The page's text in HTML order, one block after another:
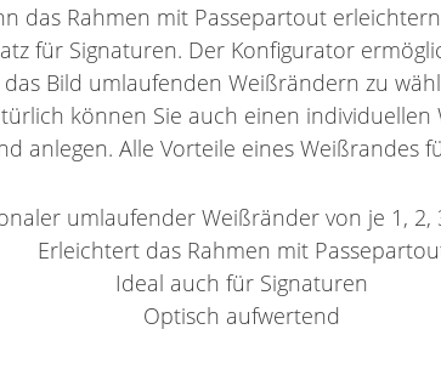
das Rahmen mit Passepartout
für Signaturen. Der Konfigurator
Bild umlaufenden Weißrändern zu
können Sie auch einen
anlegen. Alle Vorteile eines Weißrandes
umlaufender Weißränder von je 1, 2,
Erleichtert das Rahmen mit
Ideal auch für Signaturen
Optisch aufwertend